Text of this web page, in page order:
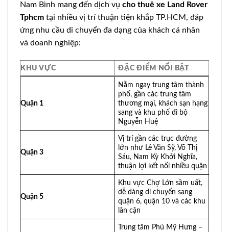
Nam Bình mang đến dịch vụ cho thuê xe Land Rover
Tphcm tại nhiều vị trí thuận tiện khắp TP.HCM, đáp
ứng nhu cầu di chuyển đa dạng của khách cá nhân
và doanh nghiệp:
KHU VỰC ĐẶC ĐIỂM NỔI BẬT
Quận 1
Nằm ngay trung tâm thành
phố, gần các trung tâm
thương mại, khách sạn hạng
sang và khu phố đi bộ
Nguyễn Huệ
Quận 3
Vị trí gần các trục đường
lớn như Lê Văn Sỹ, Võ Thị
Sáu, Nam Kỳ Khởi Nghĩa,
thuận lợi kết nối nhiều quận
Quận 5
Khu vực Chợ Lớn sầm uất,
dễ dàng di chuyển sang
quận 6, quận 10 và các khu
lân cận
Trung tâm Phú Mỹ Hưng –